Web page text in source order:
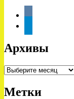
Архивы
Архивы
Метки